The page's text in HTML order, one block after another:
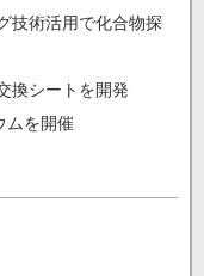
技術活用で化合物探
換シートを開発
ムを開催